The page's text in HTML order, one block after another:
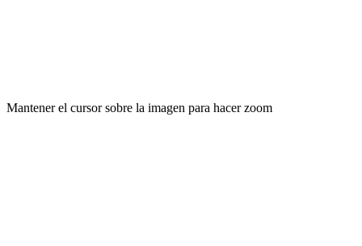
Mantener el cursor sobre la imagen para hacer zoom